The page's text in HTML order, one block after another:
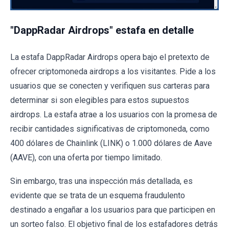
"DappRadar Airdrops" estafa en detalle
La estafa DappRadar Airdrops opera bajo el pretexto de
ofrecer criptomoneda airdrops a los visitantes. Pide a los
usuarios que se conecten y verifiquen sus carteras para
determinar si son elegibles para estos supuestos
airdrops. La estafa atrae a los usuarios con la promesa de
recibir cantidades significativas de criptomoneda, como
400 dólares de Chainlink (LINK) o 1.000 dólares de Aave
(AAVE), con una oferta por tiempo limitado.
Sin embargo, tras una inspección más detallada, es
evidente que se trata de un esquema fraudulento
destinado a engañar a los usuarios para que participen en
un sorteo falso. El objetivo final de los estafadores detrás